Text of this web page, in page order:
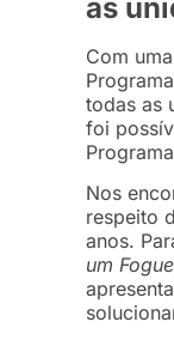
as
Com
todas as
foi
Nos
respeito
anos.
um